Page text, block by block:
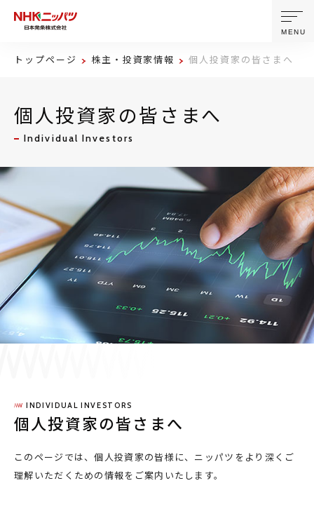
お問い合わせ
製品・技術
ニュース
サステナビリティ
株主・投資家情報
採用情報
MENU
トップページ 株主・投資家情報 個人投資家の皆さまへ
個人投資家の皆さまへ
Individual Investors
INDIVIDUAL INVESTORS
個人投資家の皆さまへ
このページでは、個人投資家の皆様に、 ニッパツをより深くご
理解いただくための情報をご案内いたします。